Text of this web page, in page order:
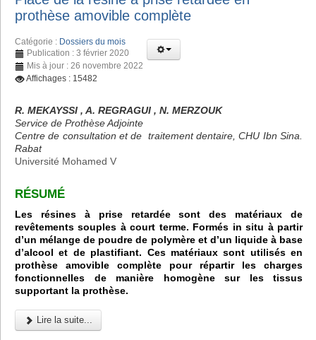
prothèse amovible complète
Catégorie : Dossiers du mois
Publication : 3 février 2020
Mis à jour : 26 novembre 2022
Affichages : 15482
R. MEKAYSSI , A. REGRAGUI , N. MERZOUK
Service de Prothèse Adjointe
Centre de consultation et de traitement dentaire, CHU Ibn Sina.
Rabat
Université Mohamed V
RÉSUMÉ
Les résines à prise retardée sont des matériaux de
revêtements souples à court terme. Formés in situ à partir
d’un mélange de poudre de polymère et d’un liquide à base
d’alcool et de plastifiant. Ces matériaux sont utilisés en
prothèse amovible complète pour répartir les charges
fonctionnelles de manière homogène sur les tissus
supportant la prothèse.
Lire la suite...